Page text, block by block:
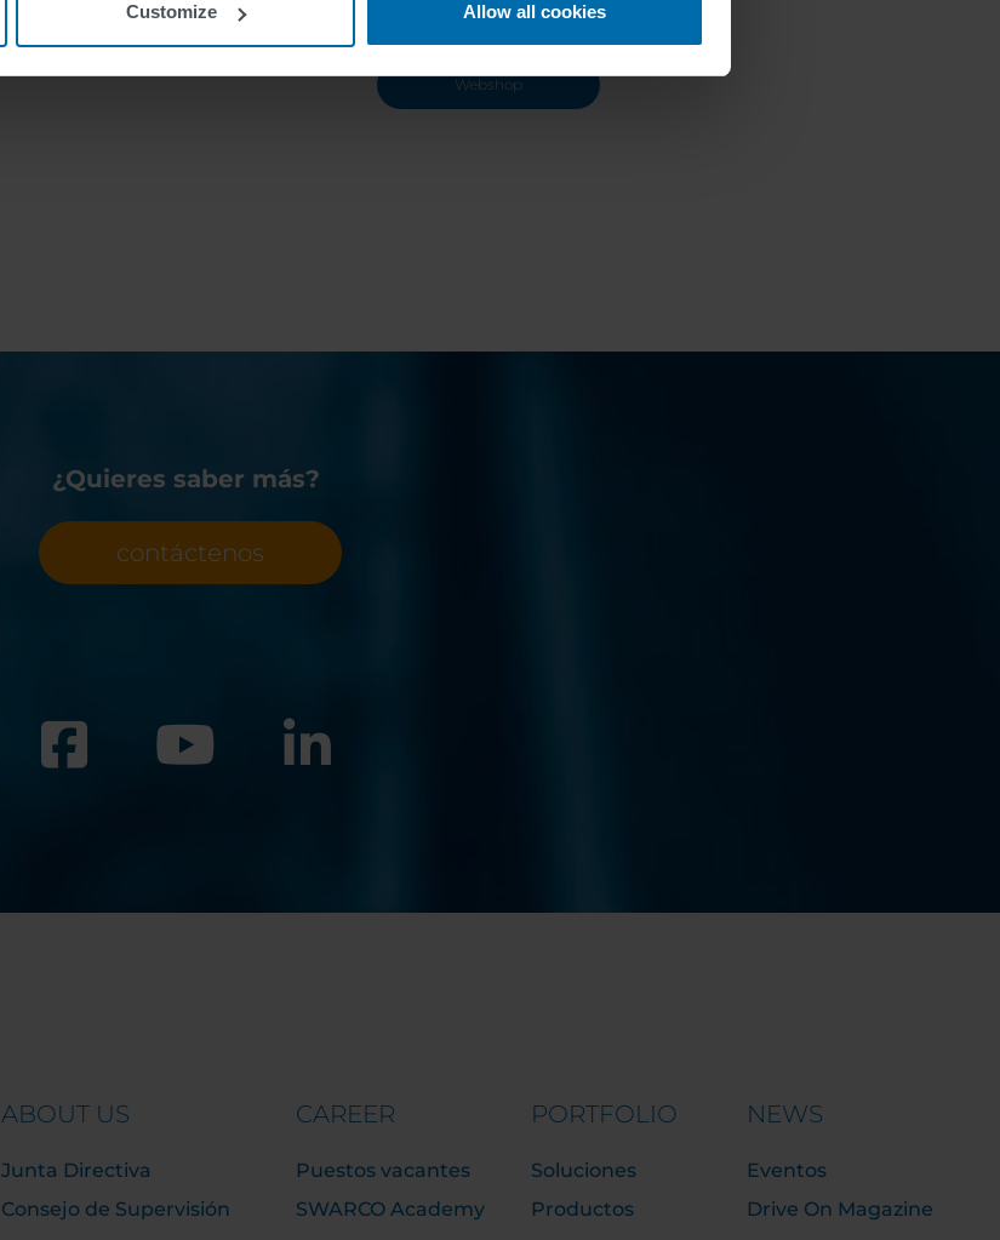
Customize Allow all cookies
Webshop
¿Quieres saber más?
contáctenos
ABOUT US
Junta Directiva
Consejo de Supervisión
CAREER
Puestos vacantes
SWARCO Academy
PORTFOLIO
Soluciones
Productos
NEWS
Eventos
Drive On Magazine